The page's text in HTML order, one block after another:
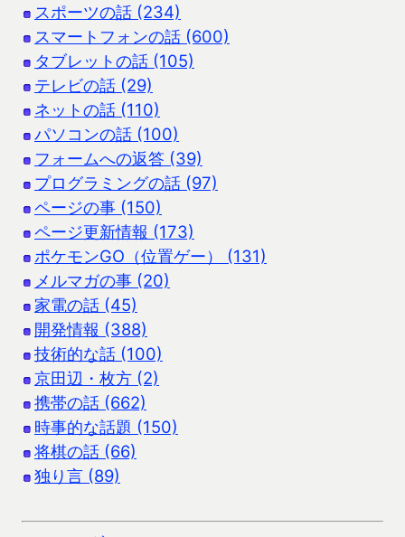
スポーツの話 (234)
スマートフォンの話 (600)
タブレットの話 (105)
テレビの話 (29)
ネットの話 (110)
パソコンの話 (100)
フォームへの返答 (39)
プログラミングの話 (97)
ページの事 (150)
ページ更新情報 (173)
ポケモンGO（位置ゲー） (131)
メルマガの事 (20)
家電の話 (45)
開発情報 (388)
技術的な話 (100)
京田辺・枚方 (2)
携帯の話 (662)
時事的な話題 (150)
将棋の話 (66)
独り言 (89)